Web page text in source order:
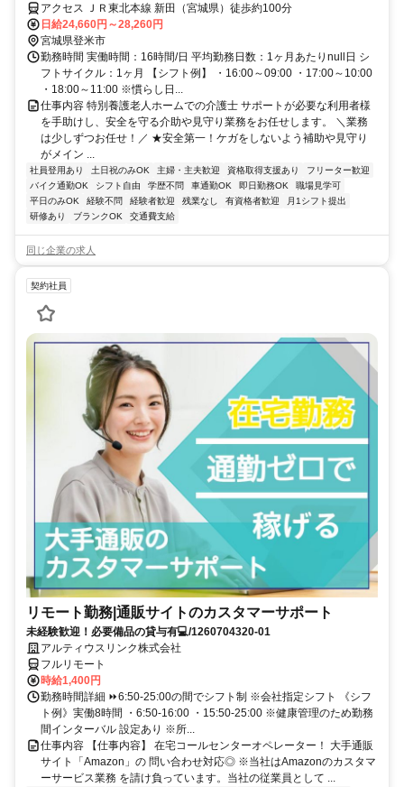
アクセス ＪＲ東北本線 新田（宮城県）徒歩約100分
日給24,660円～28,260円
宮城県登米市
勤務時間 実働時間：16時間/日 平均勤務日数：1ヶ月あたりnull日 シ
フトサイクル：1ヶ月 【シフト例】 ・16:00～09:00 ・17:00～10:00
・18:00～11:00 ※慣らし日...
仕事内容 特別養護老人ホームでの介護士 サポートが必要な利用者様
を手助けし、安全を守る介助や見守り業務をお任せします。 ＼業務
は少しずつお任せ！／ ★安全第一！ケガをしないよう補助や見守り
がメイン ...
社員登用あり 土日祝のみOK 主婦・主夫歓迎 資格取得支援あり
フリーター歓迎
バイク通勤OK
シフト自由 学歴不問 車通勤OK 即日勤務OK
職場見学可
平日のみOK
経験不問 経験者歓迎 残業なし 有資格者歓迎
月1シフト提出
研修あり
ブランクOK 交通費支給
同じ企業の求人
契約社員
リモート勤務|通販サイトのカスタマーサポート
未経験歓迎！必要備品の貸与有💻/1260704320-01
アルティウスリンク株式会社
フルリモート
時給1,400円
勤務時間詳細 ⏩6:50-25:00の間でシフト制 ※会社指定シフト 《シフ
ト例》実働8時間 ・6:50-16:00 ・15:50-25:00 ※健康管理のため勤務
間インターバル 設定あり ※所...
仕事内容 【仕事内容】 在宅コールセンターオペレーター！ 大手通販
サイト「Amazon」の 問い合わせ対応◎ ※当社はAmazonのカスタマ
ーサービス業務 を請け負っています。当社の従業員として ...